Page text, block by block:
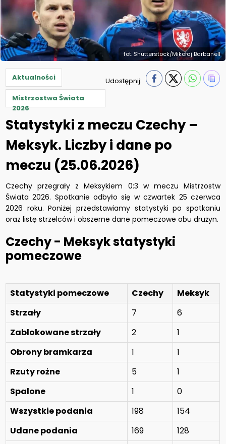
fot. Shutterstock/Mikołaj Barbanell
Aktualności
Mistrzostwa Świata
2026
Udostępnij:
Statystyki z meczu Czechy –
Meksyk. Liczby i dane po
meczu (25.06.2026)
Czechy przegrały z Meksykiem 0:3 w meczu Mistrzostw
Świata 2026. Spotkanie odbyło się w czwartek 25 czerwca
2026 roku. Poniżej przedstawiamy statystyki po spotkaniu
oraz listę strzelców i obszerne dane pomeczowe obu drużyn.
Czechy - Meksyk statystyki
pomeczowe
Statystyki pomeczowe Czechy
Meksyk
Strzały
7
6
Zablokowane strzały
2
1
Obrony bramkarza
1
1
Rzuty rożne
5
1
Spalone
1
0
Wszystkie podania
198
154
Udane podania
169
128